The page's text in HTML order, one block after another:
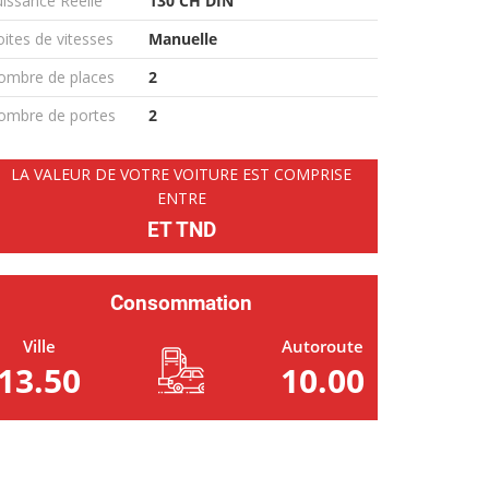
de vitesses
Manuelle
de places
2
de portes
2
LA VALEUR DE VOTRE VOITURE EST COMPRISE
ENTRE
ET TND
Consommation
Ville
13.50
Autoroute
10.00